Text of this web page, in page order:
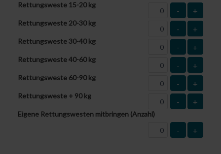
Rettungsweste 15-20 kg
- +
Rettungsweste 20-30 kg
- +
Rettungsweste 30-40 kg
- +
Rettungsweste 40-60 kg
- +
Rettungsweste 60-90 kg
- +
Rettungsweste + 90 kg
- +
Eigene Rettungswesten mitbringen (Anzahl)
- +